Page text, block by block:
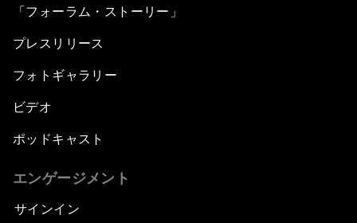
「フォーラム・ストーリー」
プレスリリース
フォトギャラリー
ビデオ
ポッドキャスト
エンゲージメント
サインイン